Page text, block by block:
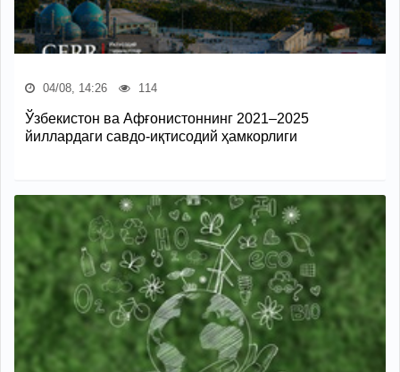
04/08, 14:26 114
Ўзбекистон ва Афғонистоннинг 2021–2025
йиллардаги савдо-иқтисодий ҳамкорлиги